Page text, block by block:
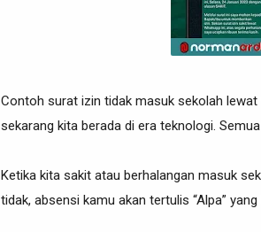
Contoh surat izin tidak masuk sekolah
sekarang kita berada di era teknologi.
Ketika kita sakit atau berhalangan masuk
tidak, absensi kamu akan tertulis “Alpa”